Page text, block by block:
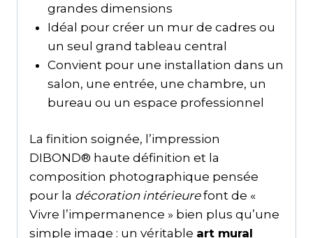
grandes dimensions
Idéal pour créer un mur de cadres ou
un seul grand tableau central
Convient pour une installation dans un
salon, une entrée, une chambre, un
bureau ou un espace professionnel
La finition soignée, l’impression
DIBOND® haute définition et la
composition photographique pensée
pour la décoration intérieurefont de «
Vivre l’impermanence » bien plus qu’une
simple image : un véritable art mural